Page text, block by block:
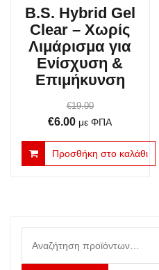
B.S. Hybrid Gel
Clear – Χωρίς
Λιμάρισμα για
Ενίσχυση &
Επιμήκυνση
€19.00
Original
price
was:
€6.00Η
τρέχουσα
τιμή
με ΦΠΑ
Προσθήκη στο καλάθι
για: